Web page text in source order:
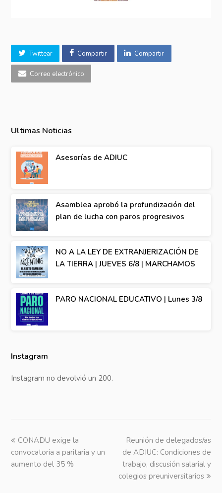
Twittear Compartir Compartir
Correo electrónico
Ultimas Noticias
Asesorías de ADIUC
Asamblea aprobó la profundización del
plan de lucha con paros progresivos
NO A LA LEY DE EXTRANJERIZACIÓN DE
LA TIERRA | JUEVES 6/8 | MARCHAMOS
PARO NACIONAL EDUCATIVO | Lunes 3/8
Instagram
Instagram no devolvió un 200.
previous
post:
CONADU exige la
convocatoria a paritaria y un
aumento del 35 %
next
post:
Reunión de delegados/as
de ADIUC: Condiciones de
trabajo, discusión salarial y
colegios preuniversitarios